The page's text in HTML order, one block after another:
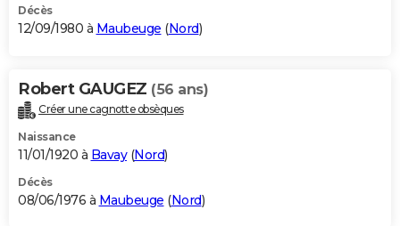
Décès
12/09/1980 à Maubeuge (Nord)
Robert GAUGEZ (56 ans)
Créer une cagnotte obsèques
Naissance
11/01/1920 à Bavay(Nord)
Décès
08/06/1976 à Maubeuge (Nord)